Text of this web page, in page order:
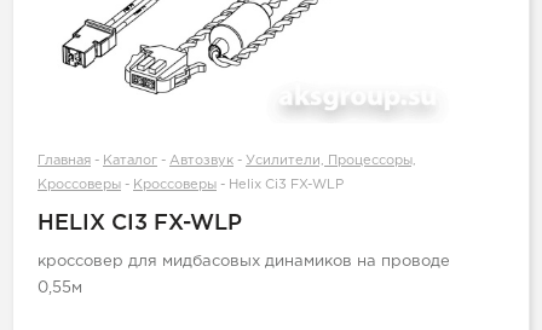
Главная - Каталог - Автозвук - Усилители, Процессоры,
Кроссоверы - Кроссоверы - Helix Ci3 FX-WLP
HELIX CI3 FX-WLP
кроссовер для мидбасовых динамиков на проводе
0,55м